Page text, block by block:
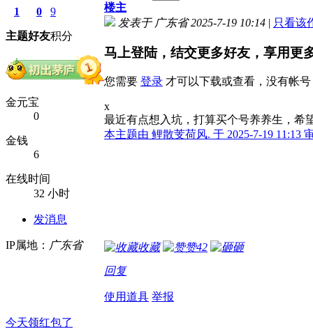
1
主题
0
好友
9
积分
金元宝
0
金钱
6
在线时间
32 小时
发消息
IP属地： 广东省
楼主
发表于 广东省 2025-7-19 10:14 | 只看该
马上登陆，结交更多好友，享用更
您需要 登录 才可以下载或查看，没有帐号
x
最近有点想入坑，打算买个号养养生，
本主题由 鲤散芰荷风. 于 2025-7-19 11:13
收藏 赞42
砸
回复
使用道具 举报
今天领红包了